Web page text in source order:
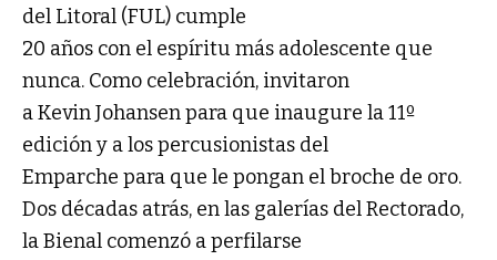
del Litoral (FUL) cumple
20 años con el espíritu más adolescente que
nunca. Como celebración, invitaron
a Kevin Johansen para que inaugure la 11º
edición y a los percusionistas del
Emparche para que le pongan el broche de oro.
Dos décadas atrás, en las galerías del Rectorado,
la Bienal comenzó a perfilarse